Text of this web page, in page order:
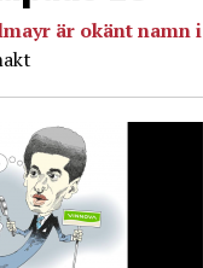
är okänt namn i